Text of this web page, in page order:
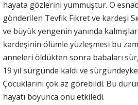
hayata gözlerini yummuştur. O
gönderilen Tevfik Fikret ve kardeşi
ve büyük yengenin yanında
kardeşinin ölümle yüzleşmesi bu
anneleri öldükten sonra babaları
19 yıl sürgünde kaldı ve
Çocuklarını çok az görebildi. Bu
hayatı boyunca onu etkiledi.